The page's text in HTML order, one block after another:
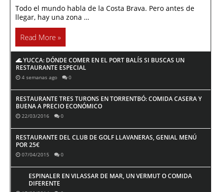
Todo el mundo habla de la Costa Brava. Pero antes de
llegar, hay una zona …
Read More »
🌊 YUCCA: DÓNDE COMER EN EL PORT BALÍS SI BUSCAS UN
RESTAURANTE ESPECIAL
4 semanas ago 0
RESTAURANTE TRES TURONS EN TORRENTBÓ: COMIDA CASERA Y
BUENA A PRECIO ECONÓMICO
22/03/2016 0
RESTAURANTE DEL CLUB DE GOLF LLAVANERAS, GENIAL MENÚ
POR 25€
07/04/2015 0
ESPINALER EN VILASSAR DE MAR, UN VERMUT O COMIDA
DIFERENTE